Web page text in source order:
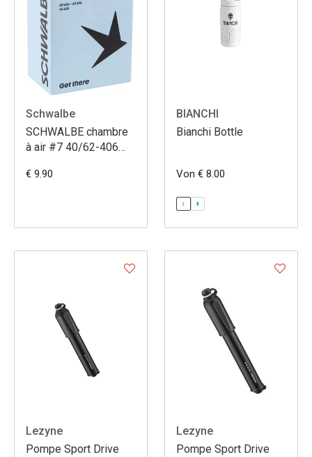
Schwalbe
SCHWALBE chambre
à air #7 40/62-406
€ 9.90
BIANCHI
Bianchi Bottle
Von € 8.00
Lezyne
Pompe Sport Drive
Lezyne
Pompe Sport Drive